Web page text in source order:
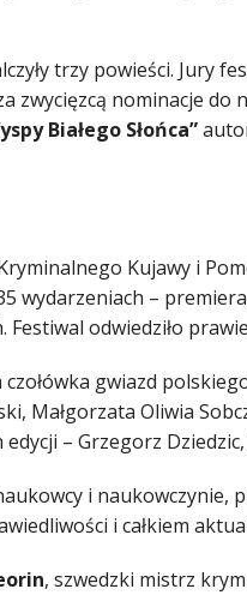
trzy powieści. Jury
zwycięzcą nominacje do
Białego Słońca”
Kujawy i
wydarzeniach –
odwiedziło
gwiazd
Małgorzata Oliwia
– Grzegorz
i naukowczynie,
i całkiem
, szwedzki mistrz